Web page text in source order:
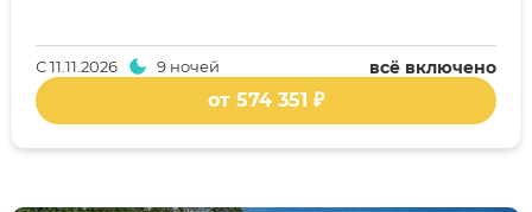
всё включено
С11.11.2026 9 ночей
от 574 351 ₽